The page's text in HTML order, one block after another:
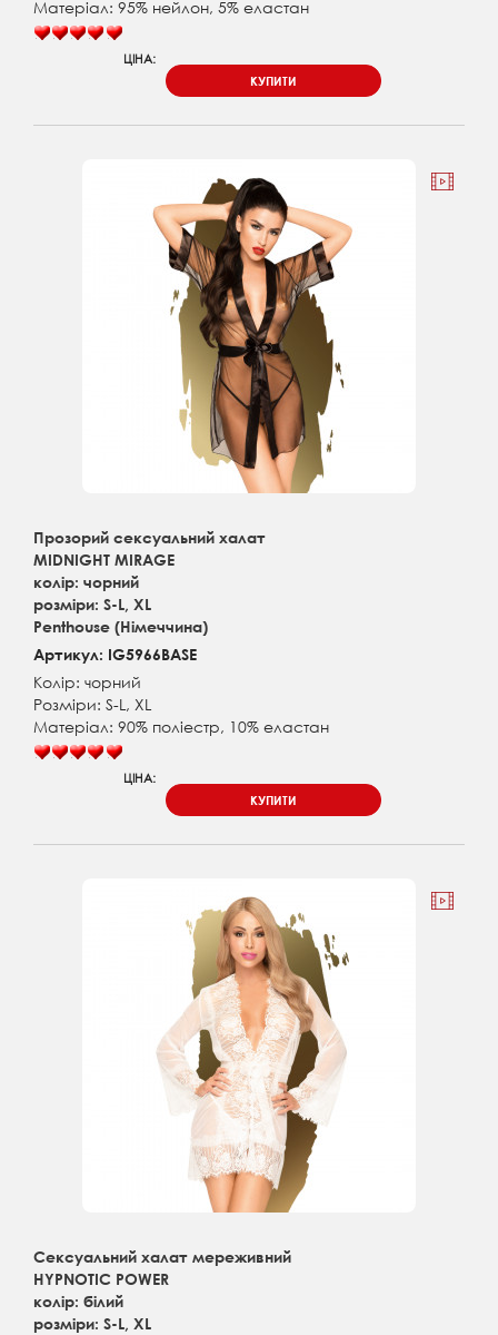
Матеріал: 95% нейлон, 5% еластан
ЦІНА:
КУПИТИ
Прозорий сексуальний халат
MIDNIGHT MIRAGE
колір: чорний
розміри: S-L, XL
Penthouse (Німеччина)
Артикул: IG5966BASE
Колір: чорний
Розміри: S-L, XL
Матеріал: 90% поліестр, 10% еластан
ЦІНА:
КУПИТИ
Сексуальний халат мереживний
HYPNOTIC POWER
колір: білий
розміри: S-L, XL